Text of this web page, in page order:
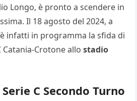
Longo, è pronto a scendere in
Il 18 agosto del 2024, a
infatti in programma la sfida di
Catania-Crotone allostadio
C Secondo Turno